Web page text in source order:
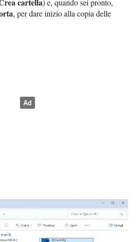
cartella) e, quando sei pronto,
, per dare inizio alla copia delle